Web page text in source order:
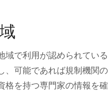
で利用が認められてい
可能であれば規制機関
を持つ専門家の情報を確